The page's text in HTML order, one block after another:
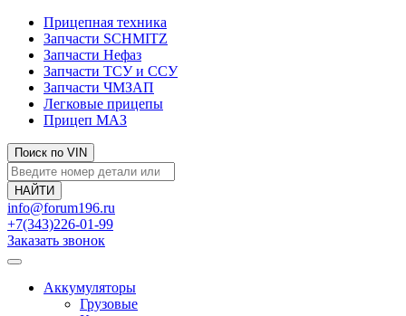
Прицепная техника
Запчасти SCHMITZ
Запчасти Нефаз
Запчасти ТСУ и ССУ
Запчасти ЧМЗАП
Легковые прицепы
Прицеп МАЗ
Поиск по VIN
info@forum196.ru
+7(343)226-01-99
Заказать звонок
Аккумуляторы
Грузовые